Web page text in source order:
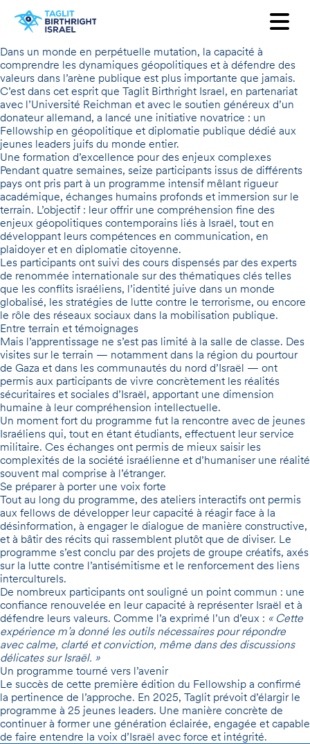
Dans un monde en perpétuelle mutation, la capacité à
comprendre les dynamiques géopolitiques et à défendre des
valeurs dans l’arène publique est plus importante que jamais.
C’est dans cet esprit que Taglit Birthright Israel, en partenariat
avec l’Université Reichman et avec le soutien généreux d’un
donateur allemand, a lancé une initiative novatrice : un
Fellowship en géopolitique et diplomatie publique dédié aux
jeunes leaders juifs du monde entier.
Une formation d’excellence pour des enjeux complexes
Pendant quatre semaines, seize participants issus de différents
pays ont pris part à un programme intensif mêlant rigueur
académique, échanges humains profonds et immersion sur le
terrain. L’objectif : leur offrir une compréhension fine des
enjeux géopolitiques contemporains liés à Israël, tout en
développant leurs compétences en communication, en
plaidoyer et en diplomatie citoyenne.
Les participants ont suivi des cours dispensés par des experts
de renommée internationale sur des thématiques clés telles
que les conflits israéliens, l’identité juive dans un monde
globalisé, les stratégies de lutte contre le terrorisme, ou encore
le rôle des réseaux sociaux dans la mobilisation publique.
Entre terrain et témoignages
Mais l’apprentissage ne s’est pas limité à la salle de classe. Des
visites sur le terrain — notamment dans la région du pourtour
de Gaza et dans les communautés du nord d’Israël — ont
permis aux participants de vivre concrètement les réalités
sécuritaires et sociales d’Israël, apportant une dimension
humaine à leur compréhension intellectuelle.
Un moment fort du programme fut la rencontre avec de jeunes
Israéliens qui, tout en étant étudiants, effectuent leur service
militaire. Ces échanges ont permis de mieux saisir les
complexités de la société israélienne et d’humaniser une réalité
souvent mal comprise à l’étranger.
Se préparer à porter une voix forte
Tout au long du programme, des ateliers interactifs ont permis
aux fellows de développer leur capacité à réagir face à la
désinformation, à engager le dialogue de manière constructive,
et à bâtir des récits qui rassemblent plutôt que de diviser. Le
programme s’est conclu par des projets de groupe créatifs, axés
sur la lutte contre l’antisémitisme et le renforcement des liens
interculturels.
De nombreux participants ont souligné un point commun : une
confiance renouvelée en leur capacité à représenter Israël et à
défendre leurs valeurs. Comme l’a exprimé l’un d’eux : « Cette
expérience m’a donné les outils nécessaires pour répondre
avec calme, clarté et conviction, même dans des discussions
délicates sur Israël. »
Un programme tourné vers l’avenir
Le succès de cette première édition du Fellowship a confirmé
la pertinence de l’approche. En 2025, Taglit prévoit d’élargir le
programme à 25 jeunes leaders. Une manière concrète de
continuer à former une génération éclairée, engagée et capable
de faire entendre la voix d’Israël avec force et intégrité.
Voulez-vous recevoir notre
Prénom
Nom
Adresse mail
Pays